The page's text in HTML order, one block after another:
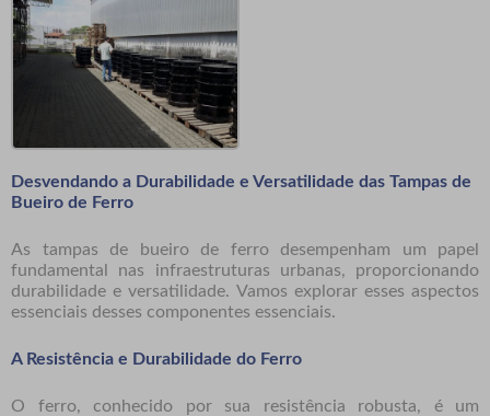
Desvendando a Durabilidade e Versatilidade das Tampas de
Bueiro de Ferro
As tampas de bueiro de ferro desempenham um papel
fundamental nas infraestruturas urbanas, proporcionando
durabilidade e versatilidade. Vamos explorar esses aspectos
essenciais desses componentes essenciais.
A Resistência e Durabilidade do Ferro
O ferro, conhecido por sua resistência robusta, é um